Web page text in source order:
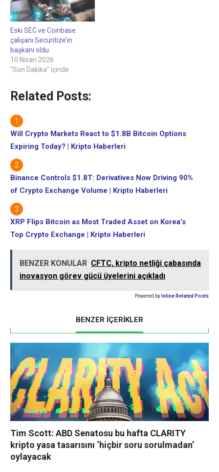
Eski SEC ve Coinbase
çalışanı Securitize’ın
başkanı oldu
10 Nisan 2026
"Son Dakika" içinde
Related Posts:
Will Crypto Markets React to $1.8B Bitcoin Options
Expiring Today? | Kripto Haberleri
Binance Controls $1.8T: Derivatives Now Driving 90%
of Crypto Exchange Volume | Kripto Haberleri
XRP Flips Bitcoin as Most Traded Asset on Korea’s
Top Crypto Exchange | Kripto Haberleri
BENZER KONULAR CFTC, kripto netliği çabasında
inovasyon görev gücü üyelerini açıkladı
Powered by Inline Related Posts
BENZER İÇERİKLER
Tim Scott: ABD Senatosu bu hafta CLARITY
kripto yasa tasarısını ‘hiçbir soru sorulmadan’
oylayacak